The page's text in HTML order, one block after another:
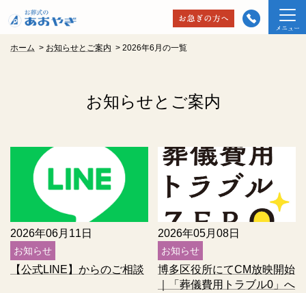
ホーム > お知らせとご案内 > 2026年6月の一覧
お知らせとご案内
2026年06月11日
お知らせ
【公式LINE】からのご相談
2026年05月08日
お知らせ
博多区役所にてCM放映開始
｜「葬儀費用トラブル0」へ